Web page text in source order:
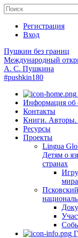
Регистрация
Вход
Пушкин без границ
Международный
А. С. Пушкина
#pushkin180
Информация об
Контакты
Книги. Авторы.
Ресурсы
Проекты
Lingua
Детям о
странах
мира